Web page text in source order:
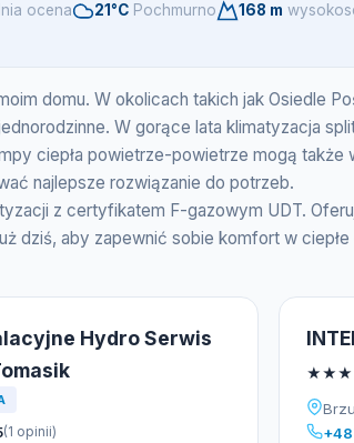
ocena 21°C Pochmurno 168 m
domu. W okolicach takich jak Osiedle
W gorące lata klimatyzacja
ciepła powietrze-powietrze mogą także
najlepsze rozwiązanie do potrzeb.
z certyfikatem F-gazowym UDT.
dziś, aby zapewnić sobie komfort w ciepłe
Hydro Serwis
(1 opinii)
★★★